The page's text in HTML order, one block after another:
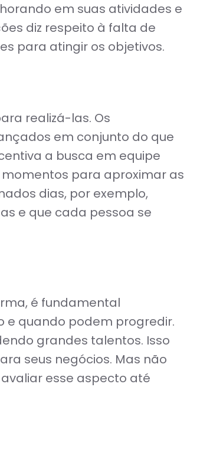
em suas atividades e
diz respeito à falta de
para atingir os objetivos.
realizá-las. Os
em conjunto do que
a busca em equipe
para aproximar as
dias, por exemplo,
e que cada pessoa se
é fundamental
e quando podem progredir.
grandes talentos. Isso
seus negócios. Mas não
esse aspecto até